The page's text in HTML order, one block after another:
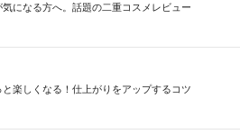
気になる方へ。話題の二重コスメレビュー
楽しくなる！仕上がりをアップするコツ